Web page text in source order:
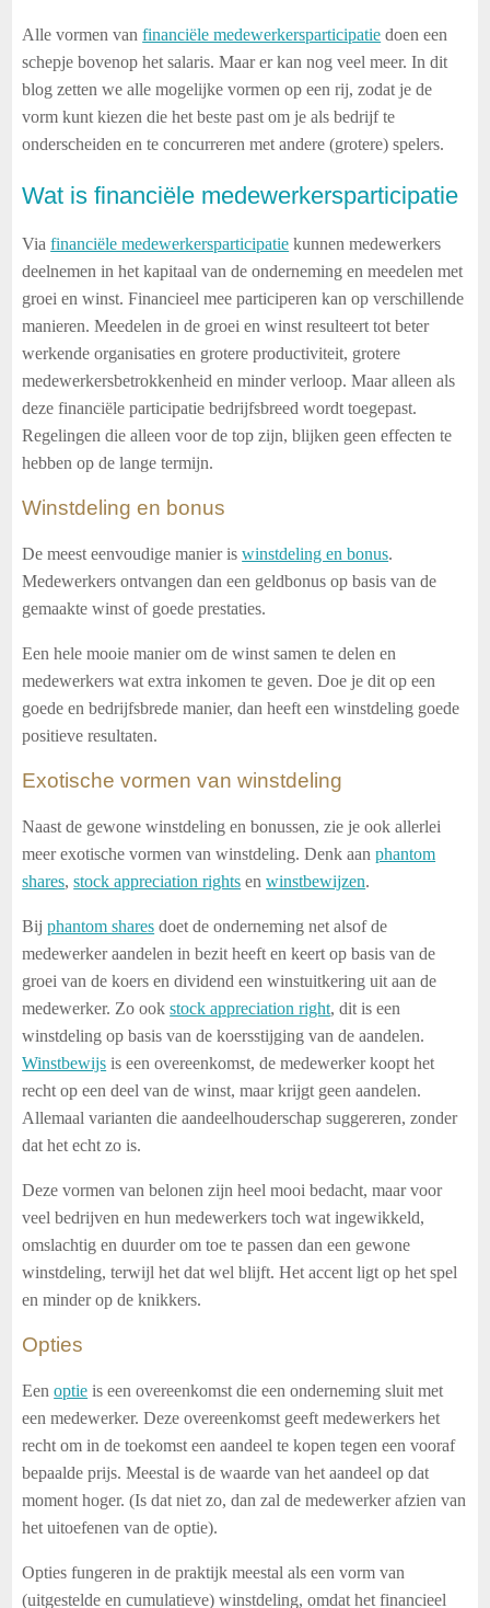
Alle vormen vanfinanciële medewerkersparticipatie doen een
schepje bovenop het salaris. Maar er kan nog veel meer. In dit
blog zetten we alle mogelijke vormen op een rij, zodat je de
vorm kunt kiezen die het beste past om je als bedrijf te
onderscheiden en te concurreren met andere (grotere) spelers.
Wat is financiële medewerkersparticipatie
Viafinanciële medewerkersparticipatie kunnen medewerkers
deelnemen in het kapitaal van de onderneming en meedelen met
groei en winst. Financieel mee participeren kan op verschillende
manieren. Meedelen in de groei en winst resulteert tot beter
werkende organisaties en grotere productiviteit, grotere
medewerkersbetrokkenheid en minder verloop. Maar alleen als
deze financiële participatie bedrijfsbreed wordt toegepast.
Regelingen die alleen voor de top zijn, blijken geen effecten te
hebben op de lange termijn.
Winstdeling en bonus
De meest eenvoudige manier iswinstdeling en bonus.
Medewerkers ontvangen dan een geldbonus op basis van de
gemaakte winst of goede prestaties.
Een hele mooie manier om de winst samen te delen en
medewerkers wat extra inkomen te geven. Doe je dit op een
goede en bedrijfsbrede manier, dan heeft een winstdeling goede
positieve resultaten.
Exotische vormen van winstdeling
Naast de gewone winstdeling en bonussen, zie je ook allerlei
meer exotische vormen van winstdeling. Denk aanphantom
shares,stock appreciation rights enwinstbewijzen.
Bijphantom shares doet de onderneming net alsof de
medewerker aandelen in bezit heeft en keert op basis van de
groei van de koers en dividend een winstuitkering uit aan de
medewerker. Zo ookstock appreciation right, dit is een
winstdeling op basis van de koersstijging van de aandelen.
Winstbewijs is een overeenkomst, de medewerker koopt het
recht op een deel van de winst, maar krijgt geen aandelen.
Allemaal varianten die aandeelhouderschap suggereren, zonder
dat het echt zo is.
Deze vormen van belonen zijn heel mooi bedacht, maar voor
veel bedrijven en hun medewerkers toch wat ingewikkeld,
omslachtig en duurder om toe te passen dan een gewone
winstdeling, terwijl het dat wel blijft. Het accent ligt op het spel
en minder op de knikkers.
Opties
Eenoptie is een overeenkomst die een onderneming sluit met
een medewerker. Deze overeenkomst geeft medewerkers het
recht om in de toekomst een aandeel te kopen tegen een vooraf
bepaalde prijs. Meestal is de waarde van het aandeel op dat
moment hoger. (Is dat niet zo, dan zal de medewerker afzien van
het uitoefenen van de optie).
Opties fungeren in de praktijk meestal als een vorm van
(uitgestelde en cumulatieve) winstdeling, omdat het financieel